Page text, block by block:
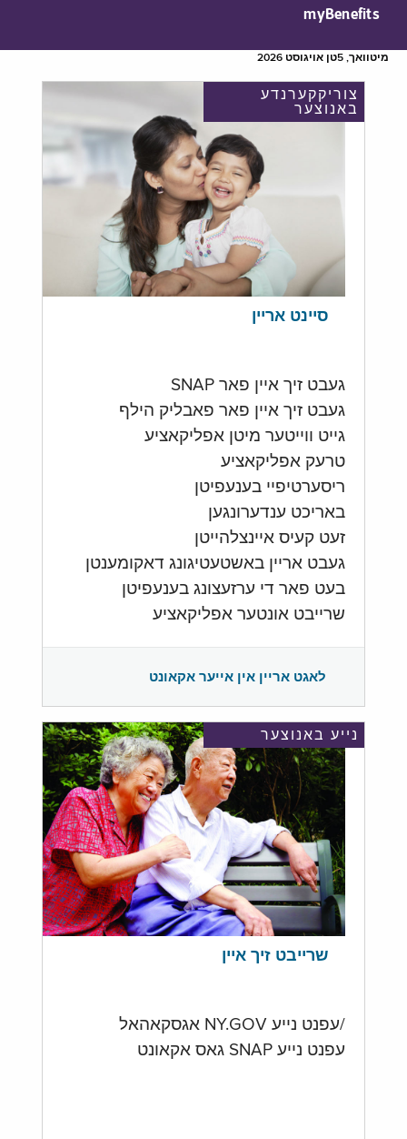
myBenefits
מיטוואך, 5טן אויגוסט 2026
צוריקקערנדע
באנוצער
סיינט אריין
געבט זיך איין פאר SNAP
געבט זיך איין פאר פאבליק הילף
גייט ווייטער מיטן אפליקאציע
טרעק אפליקאציע
ריסערטיפיי בענעפיטן
באריכט ענדערונגען
זעט קעיס איינצלהייטן
געבט אריין באשטעטיגונג דאקומענטן
בעט פאר די ערזעצונג בענעפיטן
שרייבט אונטער אפליקאציע
לאגט אריין אין אייער אקאונט
נייע באנוצער
שרייבט זיך איין
/עפנט נייע NY.GOV אגסקאהאל
עפנט נייע SNAP גאס אקאונט